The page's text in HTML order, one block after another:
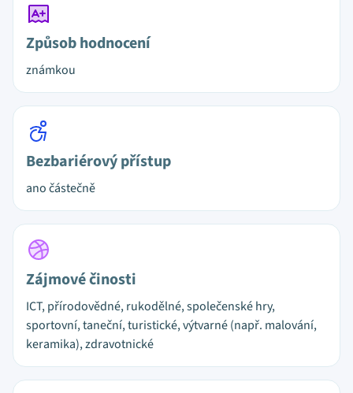
Způsob hodnocení
známkou
Bezbariérový přístup
ano částečně
Zájmové činosti
ICT, přírodovědné, rukodělné, společenské hry,
sportovní, taneční, turistické, výtvarné (např. malování,
keramika), zdravotnické